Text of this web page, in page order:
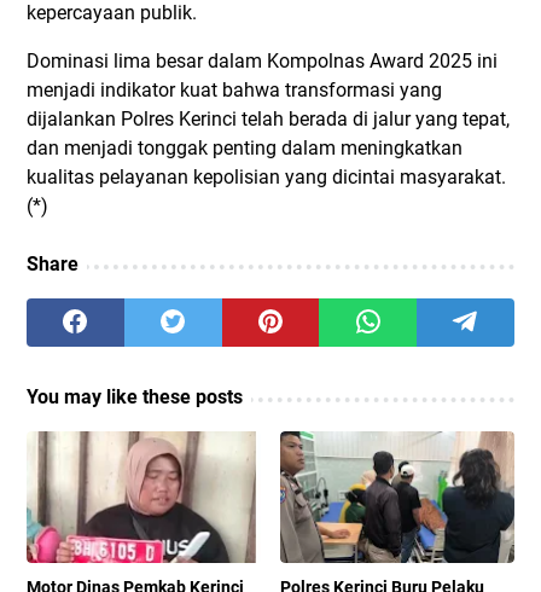
kepercayaan publik.
Dominasi lima besar dalam Kompolnas Award 2025 ini
menjadi indikator kuat bahwa transformasi yang
dijalankan Polres Kerinci telah berada di jalur yang tepat,
dan menjadi tonggak penting dalam meningkatkan
kualitas pelayanan kepolisian yang dicintai masyarakat.
(*)
Share
You may like these posts
Motor Dinas Pemkab Kerinci Polres Kerinci Buru Pelaku